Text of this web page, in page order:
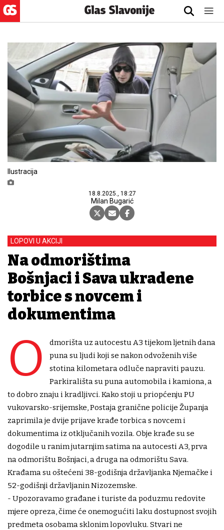
Ilustracija
18.8.2025., 18:27
Milan Bugarić
LOPOVI U AKCIJI
Na odmorištima
Bošnjaci i Sava ukradene
torbice s novcem i
dokumentima
O
dmorišta uz autocestu A3 tijekom ljetnih dana
puna su ljudi koji se nakon odvoženih više
stotina kilometara odluče napraviti pauzu.
Parkirališta su puna automobila i kamiona, a
to dobro znaju i kradljivci. Kako stoji u priopćenju PU
vukovarsko-srijemske, Postaja granične policije Županja
zaprimila je dvije prijave krađe torbica s novcem i
dokumentima iz otključanih vozila. Obje krađe su se
dogodile u ranim jutarnjim satima na autocesti A3, prva
na odmorištu Bošnjaci, a druga na odmorištu Sava.
Krađama su oštećeni 38-godišnja državljanka Njemačke i
52-godišnji državljanin Nizozemske.
- Upozoravamo građane i turiste da poduzmu redovite
mjere opreza, čime će onemogućiti laku dostupnost svojih
predmeta osobama sklonim lopovluku. Stvari ne